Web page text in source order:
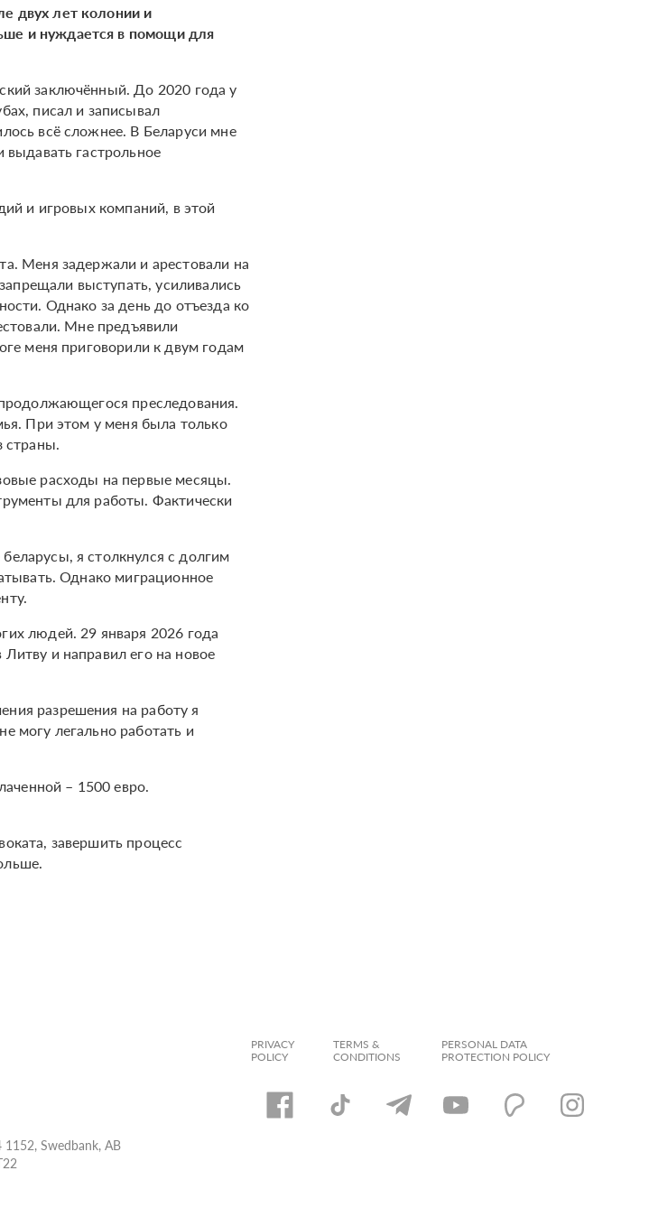
двух лет колонии и
и нуждается в помощи для
заключённый. До 2020 года у
писал и записывал
всё сложнее. В Беларуси мне
выдавать гастрольное
и игровых компаний, в этой
Меня задержали и арестовали на
выступать, усиливались
Однако за день до отъезда ко
Мне предъявили
меня приговорили к двум годам
преследования.
При этом у меня была только
страны.
расходы на первые месяцы.
для работы. Фактически
я столкнулся с долгим
Однако миграционное
людей. 29 января 2026 года
и направил его на новое
разрешения на работу я
могу легально работать и
– 1500 евро.
завершить процесс
Swedbank, AB
PRIVACY
POLICY
TERMS &
CONDITIONS
PERSONAL DATA
PROTECTION POLICY